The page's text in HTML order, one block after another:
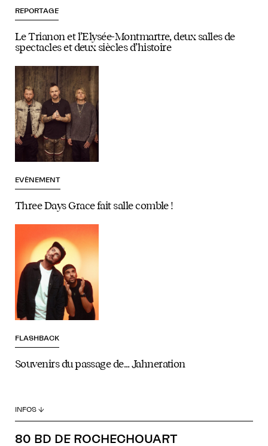
REPORTAGE
Le Trianon et l’Elysée-Montmartre, deux salles de
spectacles et deux siècles d’histoire
EVÈNEMENT
Three Days Grace fait salle comble !
FLASHBACK
Souvenirs du passage de… Jahneration
INFOS ↓
80 BD DE ROCHECHOUART